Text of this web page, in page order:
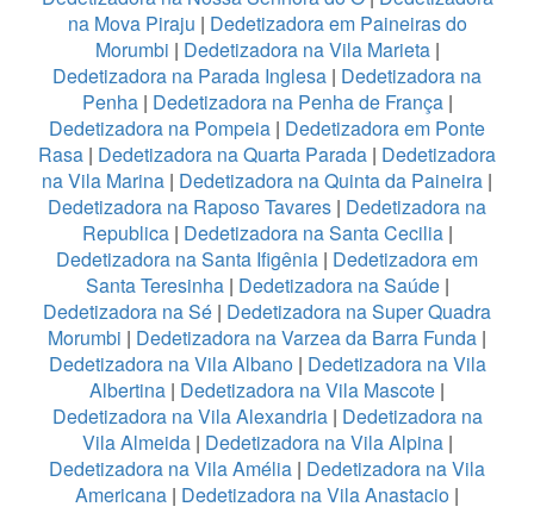
na Mova Piraju | Dedetizadora em Paineiras do
Morumbi | Dedetizadora na Vila Marieta|
Dedetizadora na Parada Inglesa | Dedetizadora na
Penha| Dedetizadora na Penha de França |
Dedetizadora na Pompeia | Dedetizadora em Ponte
Rasa | Dedetizadora na Quarta Parada | Dedetizadora
na Vila Marina | Dedetizadora na Quinta da Paineira |
Dedetizadora na Raposo Tavares | Dedetizadora na
Republica| Dedetizadora na Santa Cecilia|
Dedetizadora na Santa Ifigênia | Dedetizadora em
Santa Teresinha| Dedetizadora na Saúde|
Dedetizadora na Sé | Dedetizadora na Super Quadra
Morumbi | Dedetizadora na Varzea da Barra Funda |
Dedetizadora na Vila Albano| Dedetizadora na Vila
Albertina | Dedetizadora na Vila Mascote |
Dedetizadora na Vila Alexandria| Dedetizadora na
Vila Almeida | Dedetizadora na Vila Alpina |
Dedetizadora na Vila Amélia | Dedetizadora na Vila
Americana | Dedetizadora na Vila Anastacio |